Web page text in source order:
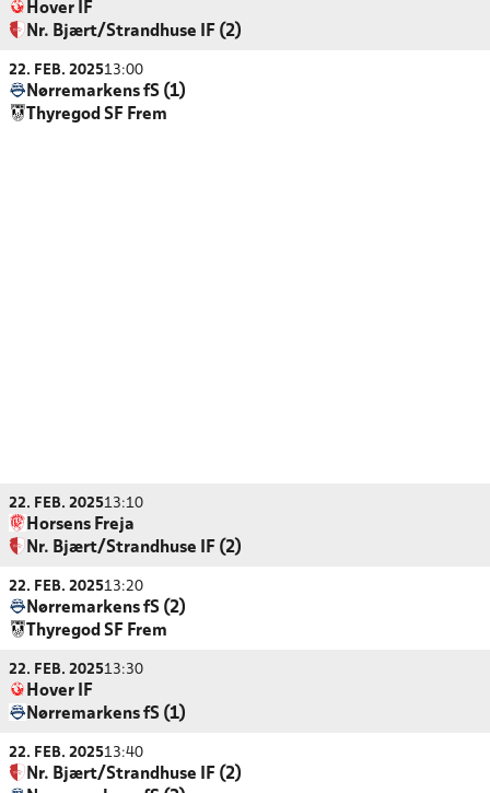
Hover IF
Nr. Bjært/Strandhuse IF (2)
22. FEB. 202513:00
Nørremarkens fS (1)
Thyregod SF Frem
22. FEB. 202513:10
Horsens Freja
Nr. Bjært/Strandhuse IF (2)
22. FEB. 202513:20
Nørremarkens fS (2)
Thyregod SF Frem
22. FEB. 202513:30
Hover IF
Nørremarkens fS (1)
22. FEB. 202513:40
Nr. Bjært/Strandhuse IF (2)